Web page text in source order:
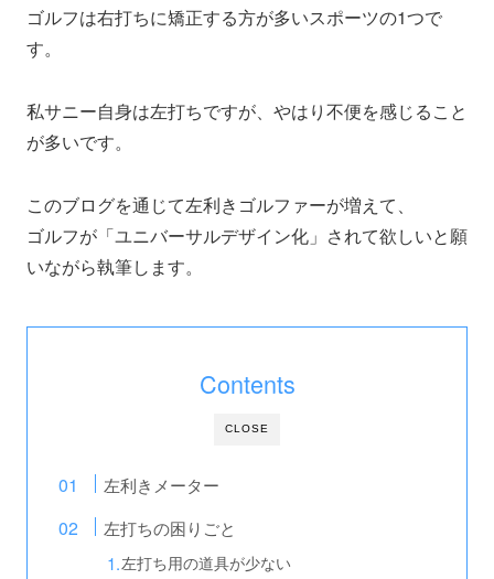
ゴルフは右打ちに矯正する方が多いスポーツの1つで
す。
私サニー自身は左打ちですが、やはり不便を感じること
が多いです。
このブログを通じて左利きゴルファーが増えて、
ゴルフが「ユニバーサルデザイン化」されて欲しいと願
いながら執筆します。
CLOSE
Contents
左利きメーター
左打ちの困りごと
左打ち用の道具が少ない